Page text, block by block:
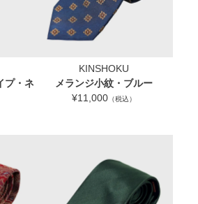
プ・ネ
KINSHOKU
メランジ小紋・ブルー
¥11,000 （税込）